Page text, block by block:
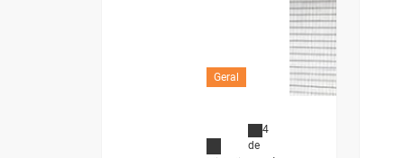
Geral
4
de